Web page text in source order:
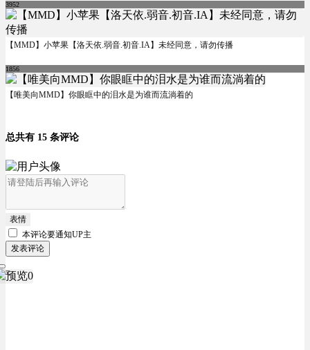
3952
【MMD】小苹果【洛天依.弱音.初音.IA】未经同意，请勿传播
1856
【唯美向MMD】你眼眶中的泪水是为谁而流淌着的
总共有 15 条评论
表情
本评论要通知UP主
发表评论